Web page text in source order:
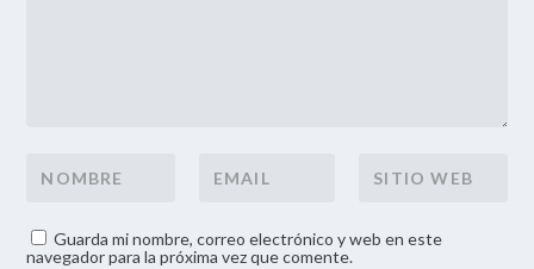
Guarda mi nombre, correo electrónico y web en este
navegador para la próxima vez que comente.